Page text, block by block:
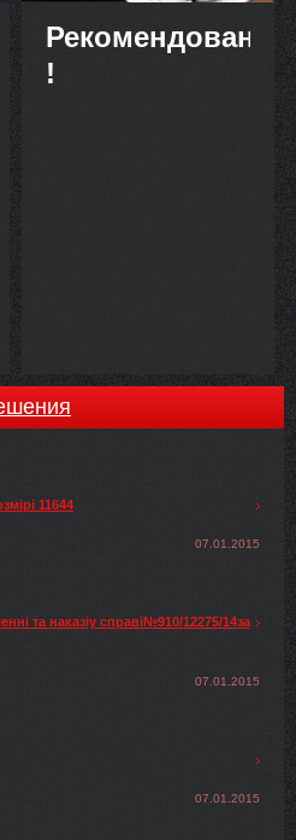
Рекомендовано
!
11644
07.01.2015
та наказіу справі№910/12275/14за
07.01.2015
07.01.2015